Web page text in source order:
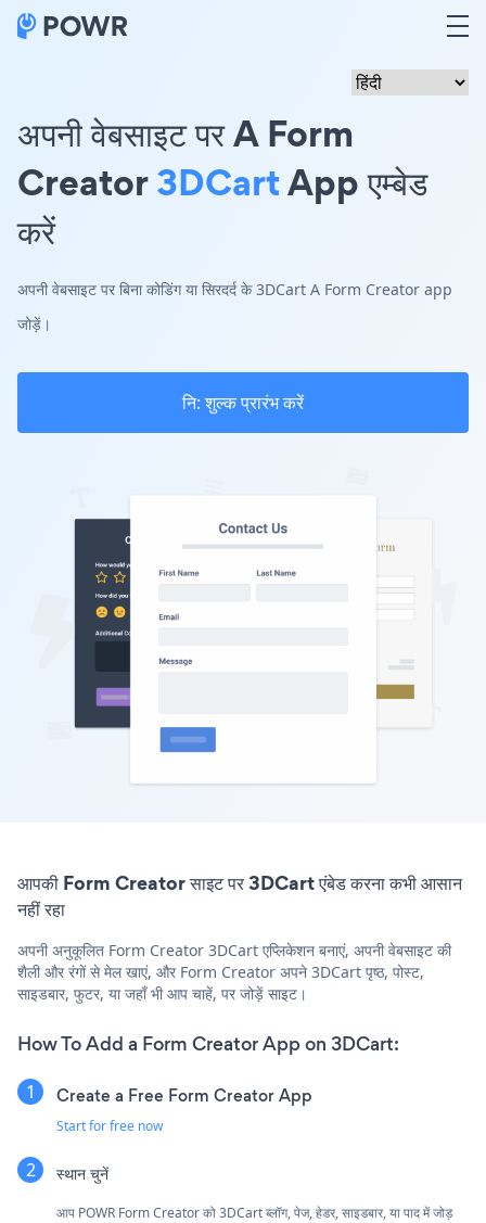
अपनी वेबसाइट पर A Form
Creator3DCartApp एम्बेड
करें
अपनी वेबसाइट पर बिना कोडिंग या सिरदर्द के 3DCart A Form Creator app
जोड़ें।
नि: शुल्क प्रारंभ करें
आपकी Form Creator साइट पर 3DCart एंबेड करना कभी आसान
नहीं रहा
अपनी अनुकूलित Form Creator 3DCart एप्लिकेशन बनाएं, अपनी वेबसाइट की
शैली और रंगों से मेल खाएं, और Form Creator अपने 3DCart पृष्ठ, पोस्ट,
साइडबार, फुटर, या जहाँ भी आप चाहें, पर जोड़ें साइट।
How To Add a Form Creator App on 3DCart:
Create a Free Form Creator App
Start for free now
स्थान चुनें
आप POWR Form Creator को 3DCart ब्लॉग, पेज, हेडर, साइडबार, या पाद में जोड़